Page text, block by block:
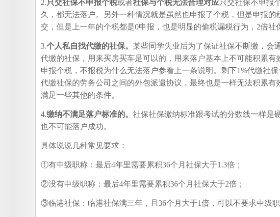
2.只交社保不申报个税或者社保与个税无法合理对应只交社保不申报
久，都无法落户。另外一种情况就是虽然也申报了个税，但是申报
交，但是上一年的个税都是0申报，也是明显的偷税漏税行为，2倍社
3.个人私自找代缴的社保。 某些同学失业后为了保证社保不断缴，会
代缴的社保，用来买房买车是可以的，用来落户基本上不可能积累
申报个税，不报税为什么无法落户参看上一条说明。剩下1%代缴社
代缴社保的劳务公司之间的外包派遣协议，最终也是一样无法积累
满足一些其他的条件。
4.缴纳不满足落户标准的。 社保社保缴纳标准跟考试的分数线一样是
也不可能落户成功。
具体说说几种常见要求：
①有中级职称：最后4年里需要累积36个月社保大于1.3倍；
②没有中级职称：最后4年里需要累积36个月社保大于2倍；
③临港社保：临港社保满三年，且36个月大于1倍，可以不要求中级职